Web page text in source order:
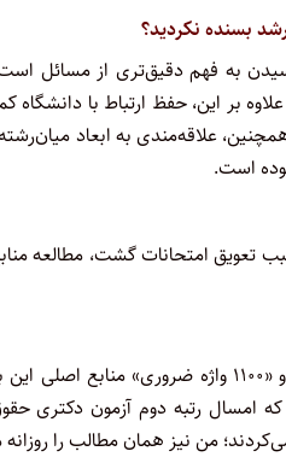
بسنده نکردید؟
به فهم دقیق‌تری از مسائل
بر این، حفظ ارتباط با دانشگاه
علاقه‌مندی به ابعاد
است.
دوم آغاز شد و سبب تعویق امتحانات گشت،
زبان: در بخش لغت، سه کتاب «۵۰۴ واژه»، «۵۰۰ واژه
رتبه دوم آزمون دکتری
من نیز همان مطالب را